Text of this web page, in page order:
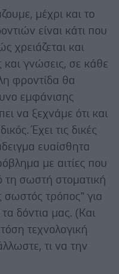
μέχρι και το
είναι κάτι που
χρειάζεται και
και γνώσεις, σε κάθε
φροντίδα θα
εμφάνισης
να ξεχνάμε ότι και
Έχει τις δικές
ευαίσθητα
με αιτίες που
τη σωστή στοματική
σωστός τρόπος” για
δόντια μας. (Και
τεχνολογική
τι να την